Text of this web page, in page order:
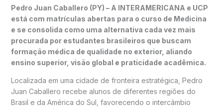
Pedro Juan Caballero (PY) – A INTERAMERICANA e UCP
está com matrículas abertas para o curso de Medicina
e se consolida como uma alternativa cada vez mais
procurada por estudantes brasileiros que buscam
formação médica de qualidade no exterior, aliando
ensino superior, visão global e praticidade acadêmica.
Localizada em uma cidade de fronteira estratégica, Pedro
Juan Caballero recebe alunos de diferentes regiões do
Brasil e da América do Sul, favorecendo o intercâmbio